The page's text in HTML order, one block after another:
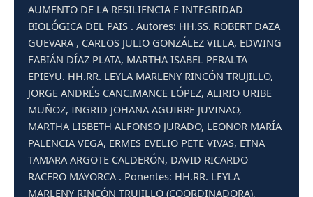
AUMENTO DE LA RESILIENCIA E INTEGRIDAD
BIOLÓGICA DEL PAIS . Autores: HH.SS. ROBERT DAZA
GUEVARA , CARLOS JULIO GONZÁLEZ VILLA, EDWING
FABIÁN DÍAZ PLATA, MARTHA ISABEL PERALTA
EPIEYU. HH.RR. LEYLA MARLENY RINCÓN TRUJILLO,
JORGE ANDRÉS CANCIMANCE LÓPEZ, ALIRIO URIBE
MUÑOZ, INGRID JOHANA AGUIRRE JUVINAO,
MARTHA LISBETH ALFONSO JURADO, LEONOR MARÍA
PALENCIA VEGA, ERMES EVELIO PETE VIVAS, ETNA
TAMARA ARGOTE CALDERÓN, DAVID RICARDO
RACERO MAYORCA . Ponentes: HH.RR. LEYLA
MARLENY RINCÓN TRUJILLO (COORDINADORA),